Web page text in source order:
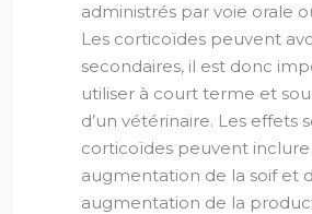
administrés par voie orale
Les corticoïdes peuvent
secondaires, il est donc
utiliser à court terme et
d’un vétérinaire. Les effets
corticoïdes peuvent
augmentation de la soif et
augmentation de la